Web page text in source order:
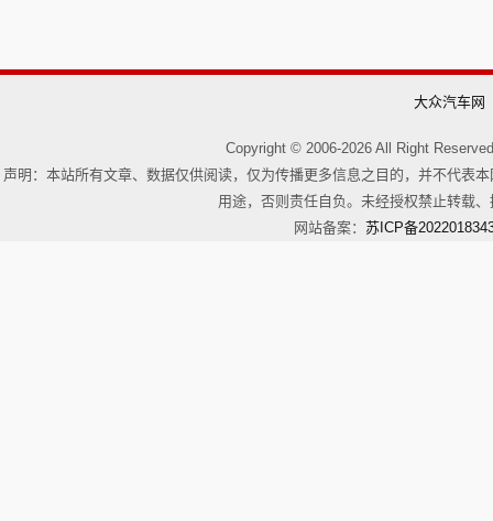
大众汽车网
Copyright © 2006-2026 All Right
声明：本站所有文章、数据仅供阅读，仅为传播更多信息之目的，并不代表
用途，否则责任自负。未经授权禁止转载
网站备案： 苏ICP备